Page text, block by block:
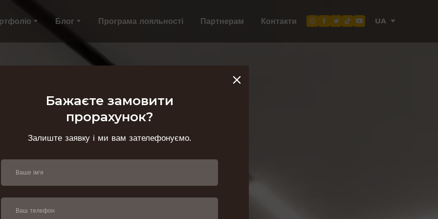
Блог Програма лояльності Партнерам Контакти UA
Бажаєте замовити
прорахунок?
Залиште заявку і ми вам зателефонуємо.